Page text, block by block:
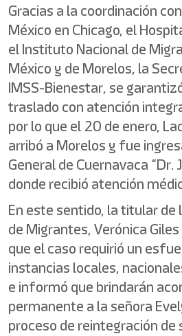
Gracias a la coordinación
México en Chicago, el
el Instituto Nacional de
México y de Morelos, la
IMSS-Bienestar, se
traslado con atención
por lo que el 20 de enero,
arribó a Morelos y fue
General de Cuernavaca “Dr.
donde recibió atención
En este sentido, la titular de
de Migrantes, Verónica
que el caso requirió un
instancias locales,
e informó que brindarán
permanente a la señora
proceso de reintegración de